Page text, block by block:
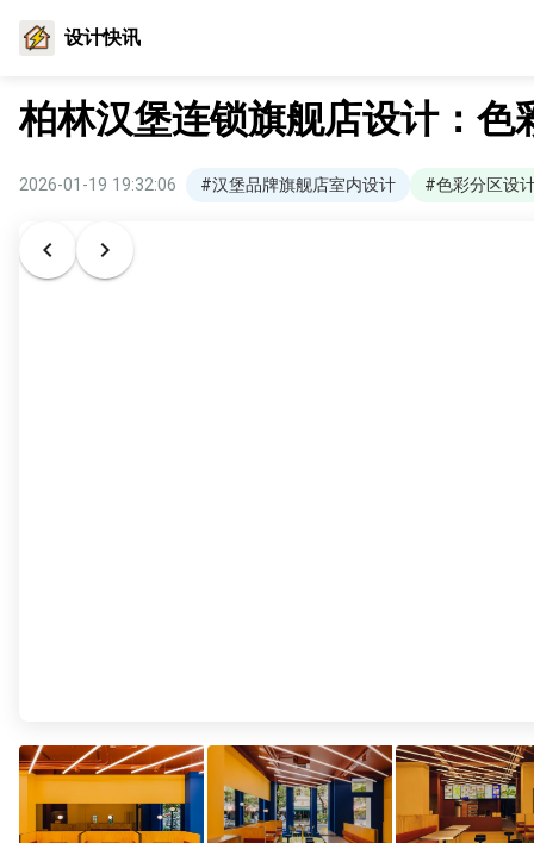
设计快讯
柏林汉堡连锁旗舰店设计：色
2026-01-19 19:32:06 #汉堡品牌旗舰店室内设计 #色彩分区设